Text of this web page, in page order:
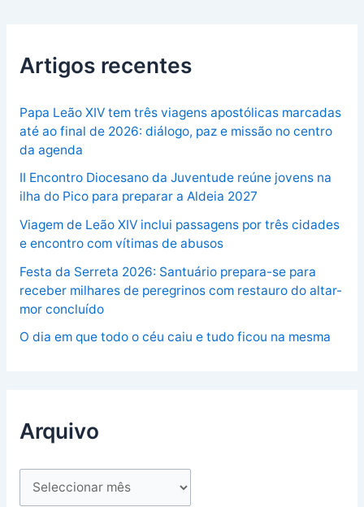
Artigos recentes
Papa Leão XIV tem três viagens apostólicas marcadas
até ao final de 2026: diálogo, paz e missão no centro
da agenda
II Encontro Diocesano da Juventude reúne jovens na
ilha do Pico para preparar a Aldeia 2027
Viagem de Leão XIV inclui passagens por três cidades
e encontro com vítimas de abusos
Festa da Serreta 2026: Santuário prepara-se para
receber milhares de peregrinos com restauro do altar-
mor concluído
O dia em que todo o céu caiu e tudo ficou na mesma
Arquivo